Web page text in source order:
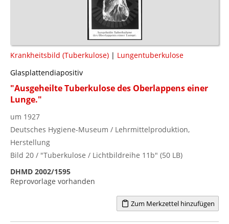
Krankheitsbild (Tuberkulose) | Lungentuberkulose
Glasplattendiapositiv
"Ausgeheilte Tuberkulose des Oberlappens einer
Lunge."
um 1927
Deutsches Hygiene-Museum / Lehrmittelproduktion,
Herstellung
Bild 20 / "Tuberkulose / Lichtbildreihe 11b" (50 LB)
DHMD 2002/1595
Reprovorlage vorhanden
Zum Merkzettel hinzufügen